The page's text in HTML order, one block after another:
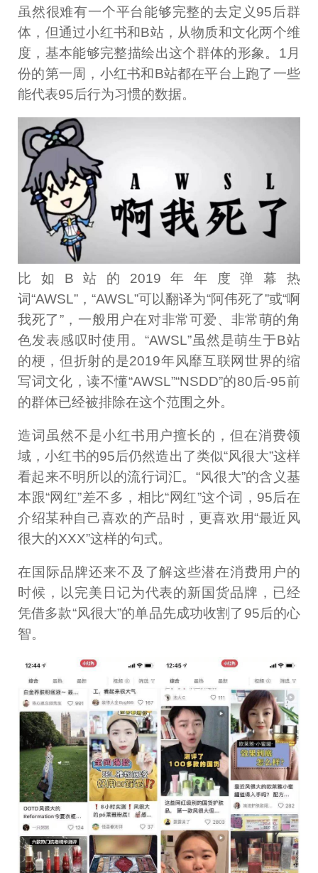
虽然很难有一个平台能够完整的去定义95后群
体，但通过小红书和B站，从物质和文化两个维
度，基本能够完整描绘出这个群体的形象。1月
份的第一周，小红书和B站都在平台上跑了一些
能代表95后行为习惯的数据。
比如B站的2019年年度弹幕热
词“AWSL”，“AWSL”可以翻译为“阿伟死了”或“啊
我死了”，一般用户在对非常可爱、非常萌的角
色发表感叹时使用。“AWSL”虽然是萌生于B站
的梗，但折射的是2019年风靡互联网世界的缩
写词文化，读不懂“AWSL”“NSDD”的80后-95前
的群体已经被排除在这个范围之外。
造词虽然不是小红书用户擅长的，但在消费领
域，小红书的95后仍然造出了类似“风很大”这样
看起来不明所以的流行词汇。“风很大”的含义基
本跟“网红”差不多，相比“网红”这个词，95后在
介绍某种自己喜欢的产品时，更喜欢用“最近风
很大的XXX”这样的句式。
在国际品牌还来不及了解这些潜在消费用户的
时候，以完美日记为代表的新国货品牌，已经
凭借多款“风很大”的单品先成功收割了95后的心
智。